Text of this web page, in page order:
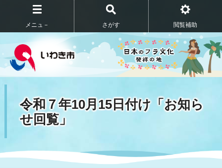
メニュ－ さがす 閲覧補助
令和７年10月15日付け「お知ら
せ回覧」